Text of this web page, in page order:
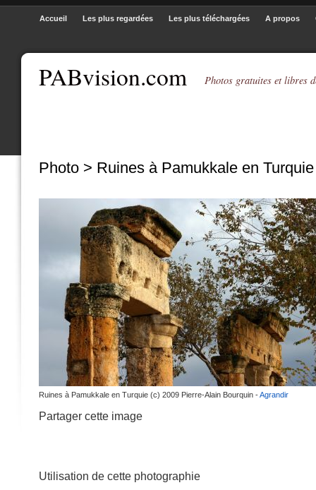
PABvision.com Photos gratuites et libres
Accueil Les plus regardées Les plus téléchargées A propos
Photo > Ruines à Pamukkale en Turquie
Ruines à Pamukkale en Turquie (c) 2009 Pierre-Alain Bourquin -Agrandir
Partager cette image
Utilisation de cette photographie